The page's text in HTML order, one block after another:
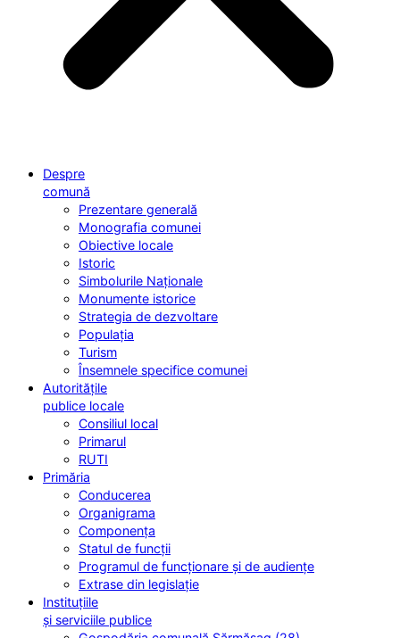
Despre
comună
Prezentare generală
Monografia comunei
Obiective locale
Istoric
Simbolurile Naționale
Monumente istorice
Strategia de dezvoltare
Populația
Turism
Însemnele specifice comunei
Autoritățile
publice locale
Consiliul local
Primarul
RUTI
Primăria
Conducerea
Organigrama
Componența
Statul de funcții
Programul de funcționare și de audiențe
Extrase din legislație
Instituțiile
și serviciile publice